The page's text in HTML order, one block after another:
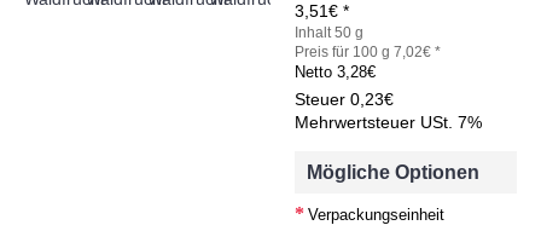
3,51€ *
Inhalt 50 g
Preis für 100 g 7,02€ *
Netto 3,28€
Steuer 0,23€
Mehrwertsteuer USt. 7%
Mögliche Optionen
Verpackungseinheit